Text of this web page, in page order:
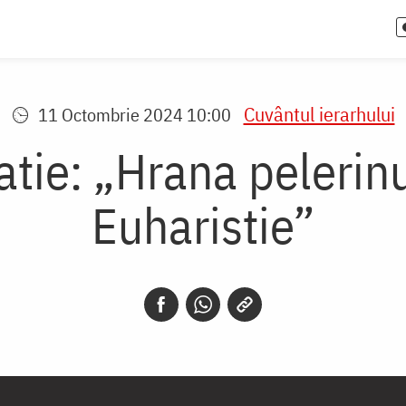
11 Octombrie 2024 10:00 Cuvântul ierarhului
„Hrana
Euharistie”